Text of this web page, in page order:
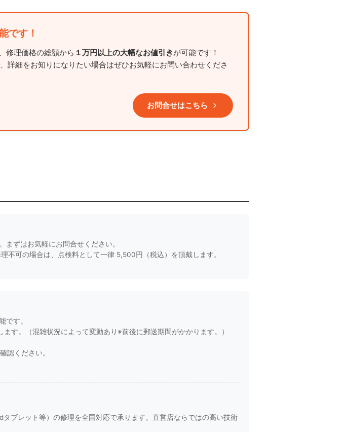
です！
修理価格の総額から １万円以上の大幅なお値引きが可能です！
詳細をお知りになりたい場合はぜひお気軽にお問い合わせくださ
お問合せはこちら
ずはお気軽にお問合せください。
可の場合は、点検料として一律 5,500円（税込）を頂戴します。
です。
す。（混雑状況によって変動あり※前後に郵送期間がかかります。）
認ください。
ブレット等）の修理を全国対応で承ります。直営店ならではの高い技術